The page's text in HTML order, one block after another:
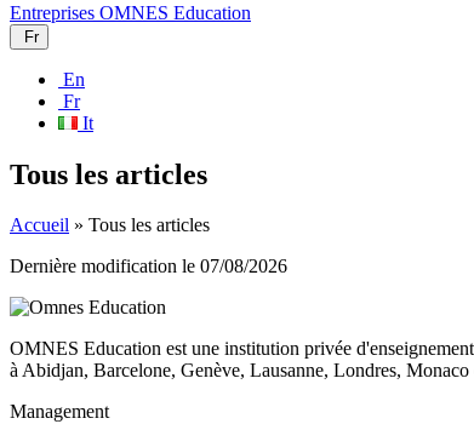
Entreprises OMNES Education
Fr
En
Fr
It
Tous les articles
Accueil » Tous les articles
Dernière modification le 07/08/2026
OMNES Education est une institution privée
à Abidjan, Barcelone, Genève, Lausanne, Londres,
Management